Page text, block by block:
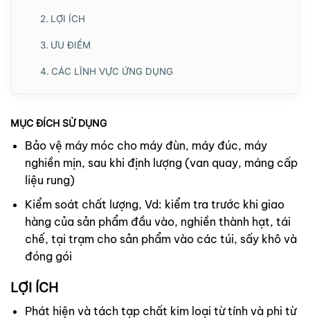
LỢI ÍCH
ƯU ĐIỂM
CÁC LĨNH VỰC ỨNG DỤNG
MỤC ĐÍCH SỬ DỤNG
Bảo vệ máy móc cho máy đùn, máy đúc, máy
nghiền mịn, sau khi định lượng (van quay, máng cấp
liệu rung)
Kiểm soát chất lượng, Vd: kiểm tra trước khi giao
hàng của sản phẩm đầu vào, nghiền thành hạt, tái
chế, tại trạm cho sản phẩm vào các túi, sấy khô và
đóng gói
LỢI ÍCH
Phát hiện và tách tạp chất kim loại từ tính và phi từ